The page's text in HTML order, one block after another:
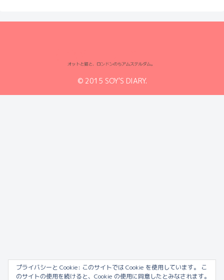
© 2015 SOY'S DIARY.
プライバシーと Cookie: このサイトでは Cookie を使用しています。 こ
のサイトの使用を続けると、Cookie の使用に同意したとみなされます。